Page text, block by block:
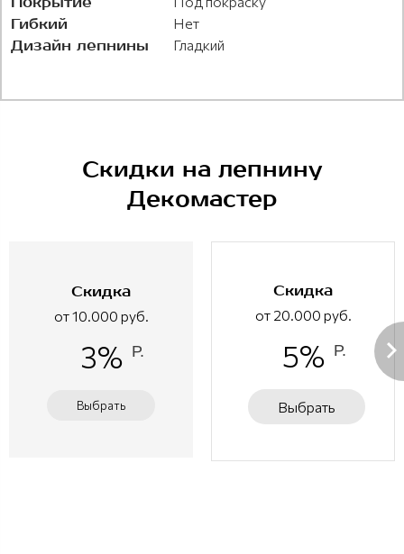
Гибкий Нет
Дизайн лепнины Гладкий
Скидки на лепнину
Декомастер
Скидка
от 10.000 руб.
3% Р.
Выбрать
Скидка
от 20.000 руб.
5% Р.
Выбрать